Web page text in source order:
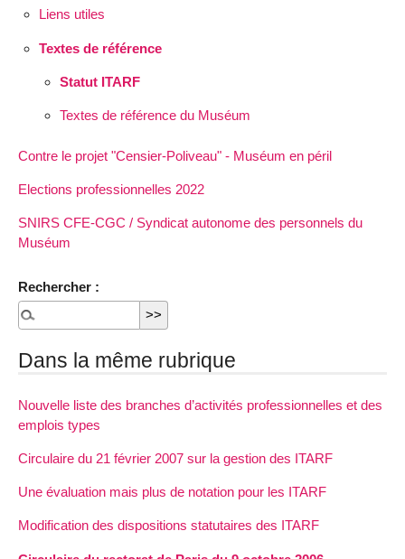
Liens utiles
Textes de référence
Statut ITARF
Textes de référence du Muséum
Contre le projet "Censier-Poliveau" - Muséum en péril
Elections professionnelles 2022
SNIRS CFE-CGC / Syndicat autonome des personnels du
Muséum
Rechercher :
Dans la même rubrique
Nouvelle liste des branches d’activités professionnelles et des
emplois types
Circulaire du 21 février 2007 sur la gestion des ITARF
Une évaluation mais plus de notation pour les ITARF
Modification des dispositions statutaires des ITARF